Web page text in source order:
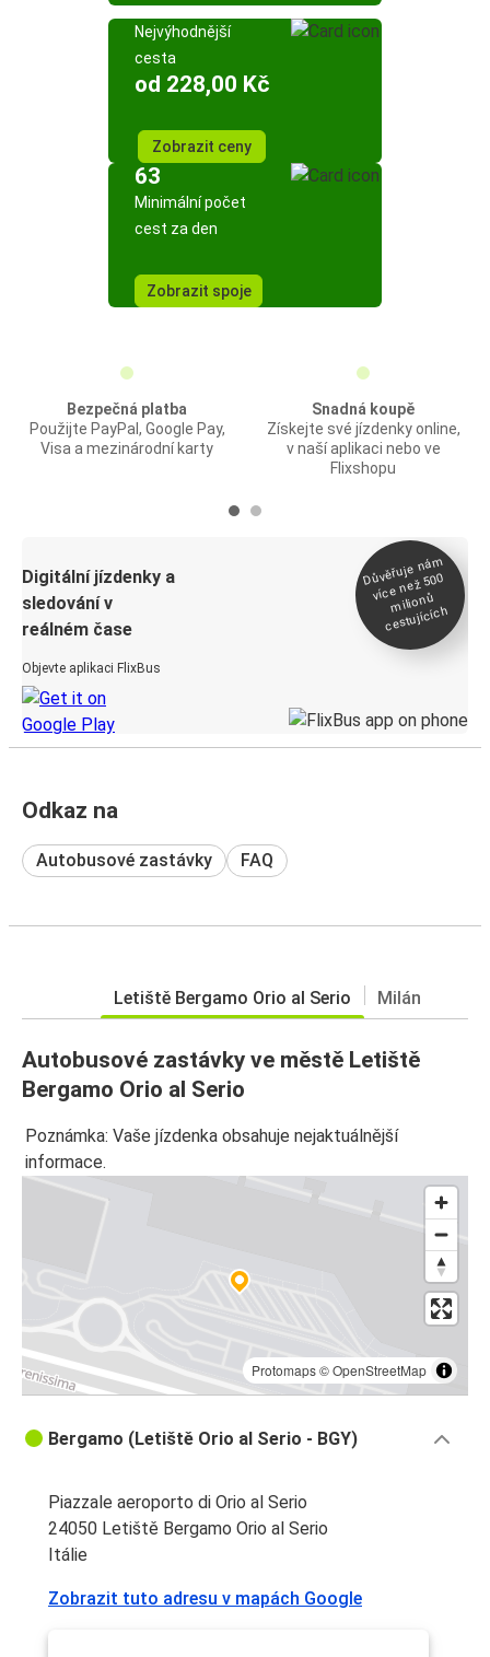
Nejvýhodnější
cesta
od 228,00 Kč
Zobrazit ceny
63
Minimální počet
cest za den
Zobrazit spoje
Bezpečná platba
Použijte PayPal, Google Pay,
Visa a mezinárodní karty
Snadná koupě
Získejte své jízdenky online,
v naší aplikaci nebo ve
Flixshopu
Digitální jízdenky a
sledování v
reálném čase
Objevte aplikaci FlixBus
Důvěřuje ná
m
více než 500
milionů
cestujících
Odkaz na
Autobusové zastávky FAQ
Letiště Bergamo Orio al Serio Milán
Autobusové zastávky ve městě Letiště
Bergamo Orio al Serio
Poznámka: Vaše jízdenka obsahuje nejaktuálnější
informace.
Protomaps©OpenStreetMap
Bergamo (Letiště Orio al Serio - BGY)
Piazzale aeroporto di Orio al Serio
24050 Letiště Bergamo Orio al Serio
Itálie
Zobrazit tuto adresu v mapách Google